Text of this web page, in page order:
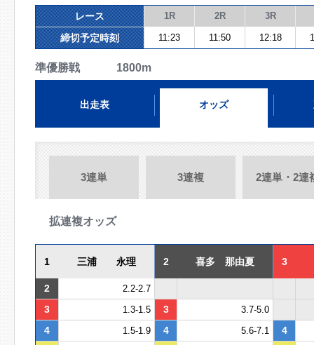
レース 1R 2R 3R
締切予定時刻 11:23 11:50 12:18
準優勝戦 1800m
出走表 オッズ
3連単 3連複 2連単・2連
拡連複オッズ
1 三浦 永理 2 喜多 那由夏 3
2 2.2-2.7
3 1.3-1.5 3 3.7-5.0
4 1.5-1.9 4 5.6-7.1
4